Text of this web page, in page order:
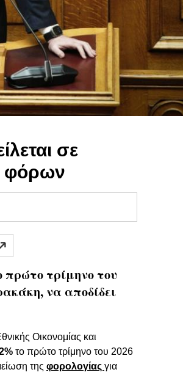
σε
φόρων
πρώτο τρίμηνο του
να αποδίδει
Οικονομίας και
το πρώτο τρίμηνο του 2026
της φορολογίας για